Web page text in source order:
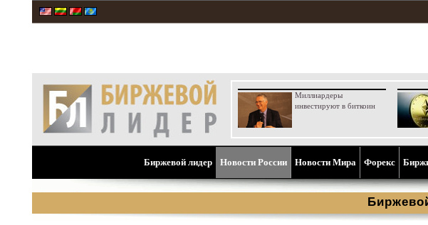
Миллиардеры
инвестируют в биткоин
Биржевой лидер Новости России Новости Мира Форекс